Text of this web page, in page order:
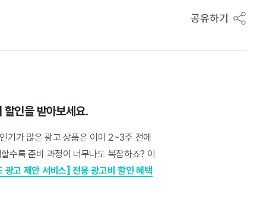
공유하기
인을 받아보세요.
기가 많은 광고 상품은 이미 2~3주 전에
수록 준비 과정이 너무나도 복잡하죠? 이
광고 제안 서비스] 전용 광고비 할인 혜택